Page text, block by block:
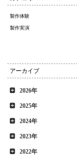
製作体験
製作実演
アーカイブ
2026年
2025年
2024年
2023年
2022年